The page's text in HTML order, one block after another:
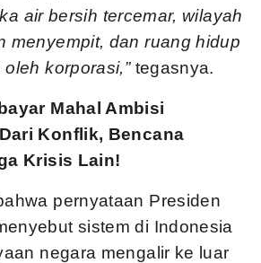
air bersih tercemar, wilayah
menyempit, dan ruang hidup
korporasi,”tegasnya.
Mahal Ambisi
Konflik, Bencana
Krisis Lain!
pernyataan Presiden
sistem di Indonesia
negara mengalir ke luar